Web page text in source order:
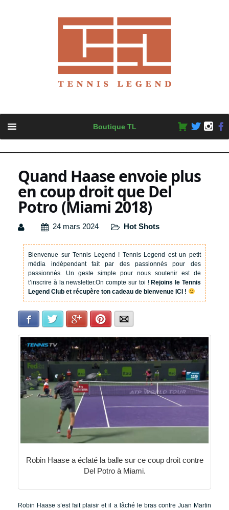
content
Boutique TL
Quand Haase envoie plus
en coup droit que Del
Potro (Miami 2018)
24 mars 2024 Hot Shots
Bienvenue sur Tennis Legend ! Tennis Legend est un petit
média indépendant fait par des passionnés pour des
passionnés. Un geste simple pour nous soutenir est de
t’inscrire à la newsletter.On compte sur toi !Rejoins le Tennis
Legend Club et récupère ton cadeau de bienvenue ICI !
Facebook Twitter Google+Pinterest
Robin Haase a éclaté la balle sur ce coup droit contre
Del Potro à Miami.
Robin Haase s’est fait plaisir et il a lâché le bras contre Juan Martin